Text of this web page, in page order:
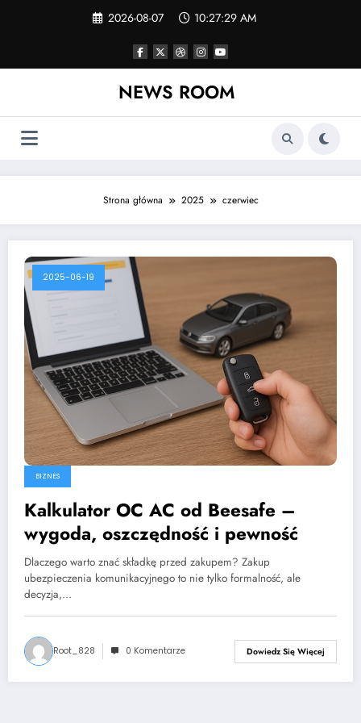
2026-08-07 10:27:29 AM
NEWS ROOM
Strona główna 2025 czerwiec
2025-06-19
BIZNES
Kalkulator OC AC od Beesafe –
wygoda, oszczędność i pewność
Dlaczego warto znać składkę przed zakupem? Zakup
ubezpieczenia komunikacyjnego to nie tylko formalność, ale
decyzja,…
Root_828 0 Komentarze Dowiedz Się Więcej